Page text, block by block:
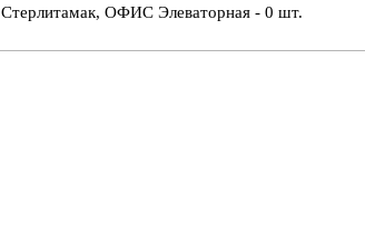
Стерлитамак, ОФИС Элеваторная - 0 шт.